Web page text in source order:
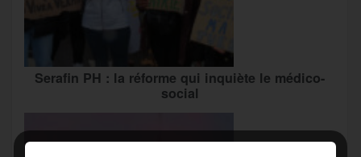
Serafin PH : la réforme qui inquiète le médico-
social